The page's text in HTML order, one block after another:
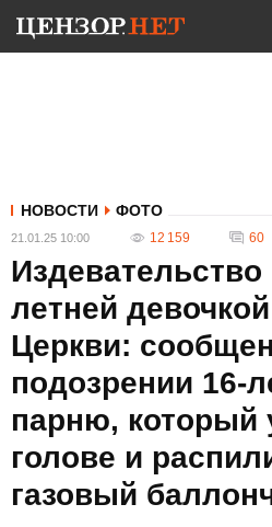
НОВОСТИ ФОТО
21.01.25 10:00 12 159 60
Издевательство
летней
Церкви:
подозрении 16-
парню, который
голове и
газовый